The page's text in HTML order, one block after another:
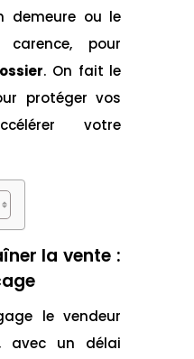
demeure ou le
carence, pour
. On fait le
protéger vos
votre
la vente :
le vendeur
avec un délai